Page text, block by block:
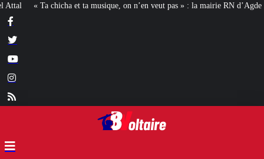
n’en veut pas » : la mairie RN d’Agde face à la meute « antiraciste » La